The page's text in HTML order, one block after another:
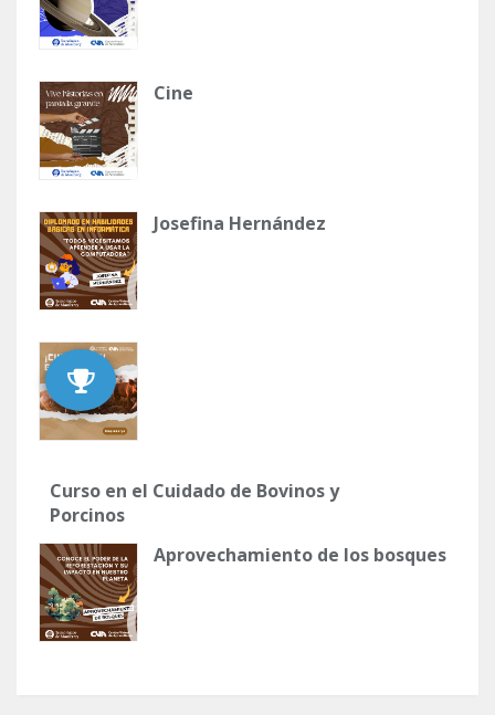
Cine
Josefina Hernández
Curso en el Cuidado de Bovinos y
Porcinos
Aprovechamiento de los bosques